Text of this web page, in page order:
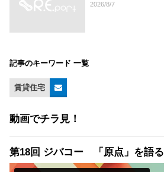
2026/8/7
記事のキーワード 一覧
賃貸住宅
動画でチラ見！
第18回 ジバコー 「原点」を語る